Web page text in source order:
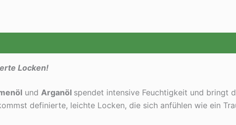
Locken!
und Arganöl spendet intensive Feuchtigkeit und bringt
definierte, leichte Locken, die sich anfühlen wie ein